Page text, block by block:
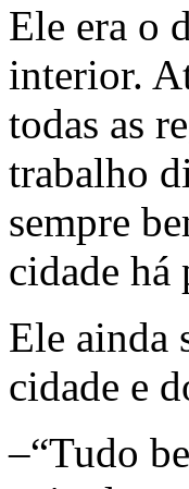
Ele era o
interior.
todas as
trabalho
sempre
cidade há
Ele ainda
cidade e
–“Tudo